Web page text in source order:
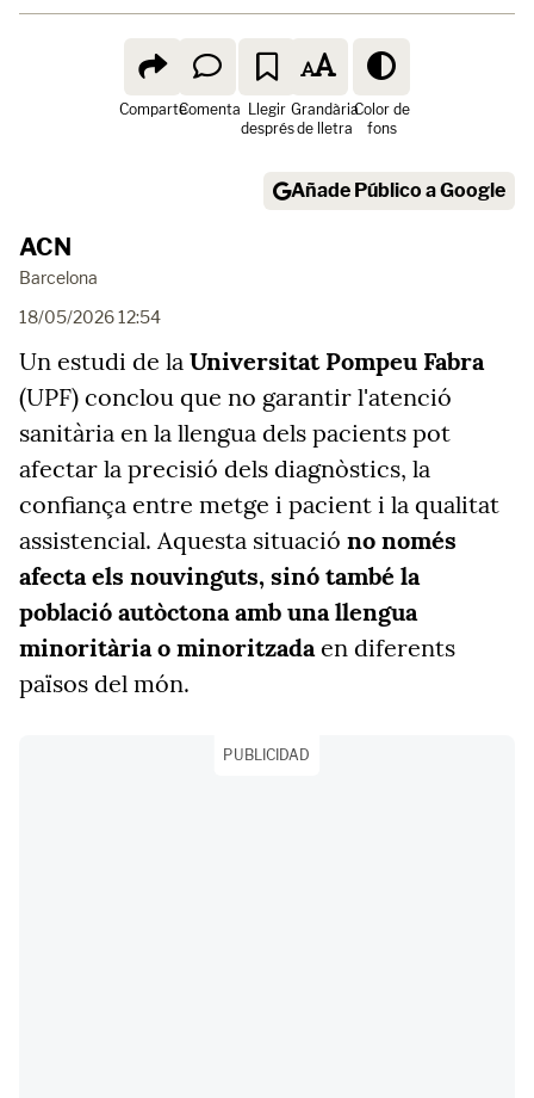
ComparteComenta Llegir
després
Grandària
de lletra
Color de
fons
Añade Público a Google
ACN
Barcelona
18/05/2026 12:54
Un estudi de la Universitat Pompeu Fabra
(UPF) conclou que no garantir l'atenció
sanitària en la llengua dels pacients pot
afectar la precisió dels diagnòstics, la
confiança entre metge i pacient i la qualitat
assistencial. Aquesta situació no només
afecta els nouvinguts, sinó també la
població autòctona amb una llengua
minoritària o minoritzadaen diferents
països del món.
PUBLICIDAD